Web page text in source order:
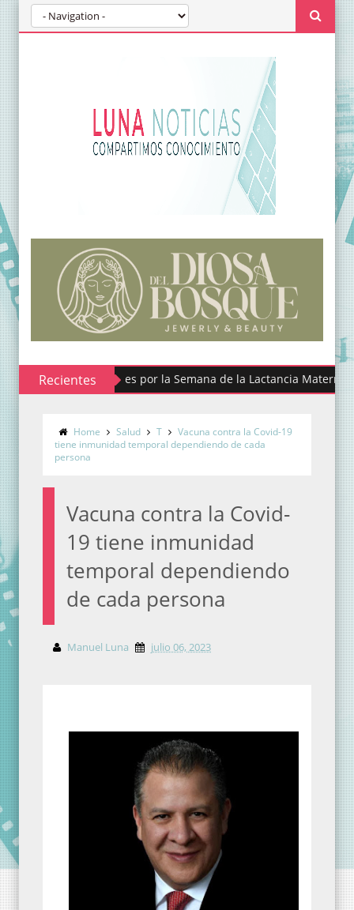
Recientes
actividades por la Semana de la Lactancia Materna
Home Salud T
Vacuna contra la Covid-19
tiene inmunidad temporal dependiendo de cada
persona
Vacuna contra la Covid-
19 tiene inmunidad
temporal dependiendo
de cada persona
Manuel Luna julio 06, 2023